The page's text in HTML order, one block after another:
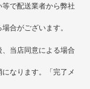
で配送業者から弊社
合がございます。
当店同意による場合
なります。「完了メ